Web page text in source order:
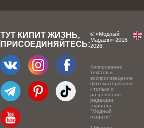
ТУТ КИПИТ ЖИЗНЬ,
ПРИСОЕДИНЯЙТЕСЬ:
© «Модный
Magazin» 2016-
2026.
Копирование
текстов и
воспроизведение
фотоматериалов
- только с
разрешения
редакции
журнала
"Модный
magazin".